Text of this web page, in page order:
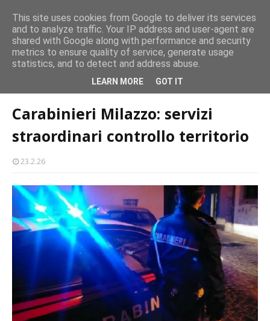
Milazzo 28ª Sagra del Pesce a Vaccarella: il programma
EVENTI
carabinieri
Carabinieri Milazzo: servizi straordinari
Carabinieri Milazzo: servizi
straordinari controllo territorio
23.2.26
This site uses cookies from Google to deliver its services
and to analyze traffic. Your IP address and user-agent are
shared with Google along with performance and security
metrics to ensure quality of service, generate usage
statistics, and to detect and address abuse.
LEARN MORE GOT IT